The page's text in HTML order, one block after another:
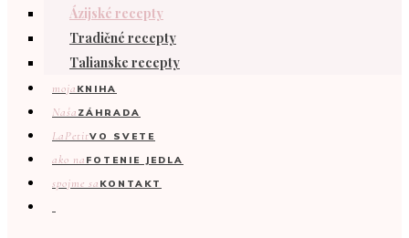
Ázijské recepty
Tradičné recepty
Talianske recepty
moja KNIHA
Naša ZÁHRADA
LaPetitVO SVETE
ako na FOTENIE JEDLA
spojme sa KONTAKT